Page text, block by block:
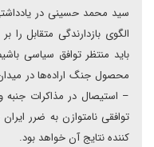
سید محمد حسینی در
الگوی بازدارندگی متقابل را
باید منتظر توافق سیاسی
محصول جنگ اراده‌ها در
– استیصال در مذاکرات جنبه
توافقی نامتوازن به ضرر
کننده نتایج آن خواهد بود.